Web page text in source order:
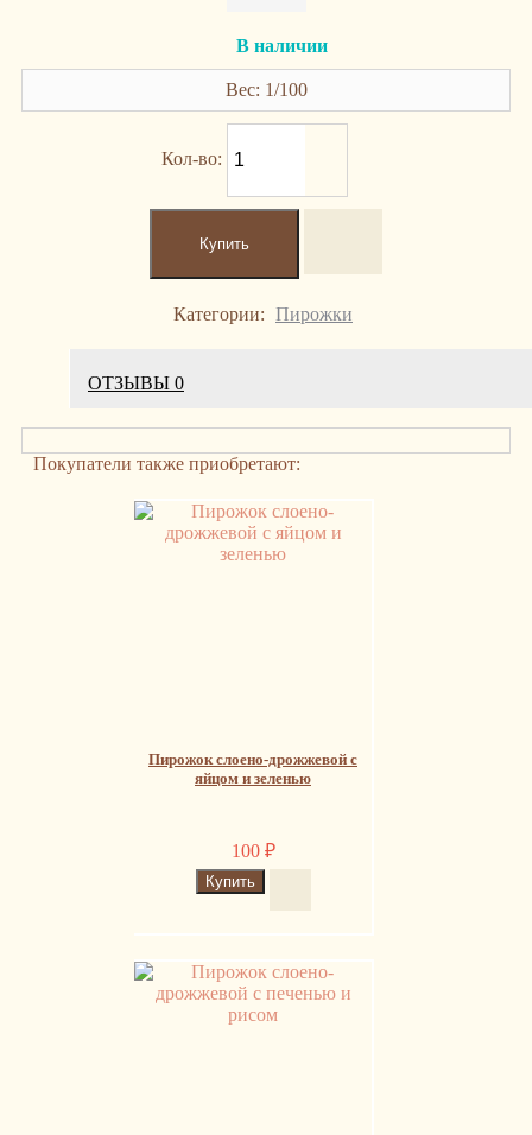
В наличии
Вес: 1/100
Кол-во:
Категории: Пирожки
ОТЗЫВЫ 0
Покупатели также приобретают:
Пирожок слоено-дрожжевой с
яйцом и зеленью
100 ₽